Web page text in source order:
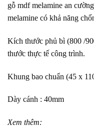
gỗ mdf melamine an
melamine có khả năng
Kích thước phủ bì (800 /
thước thực tế công trình.
Khung bao chuẩn (45 x
Dày cánh : 40mm
Xem thêm: